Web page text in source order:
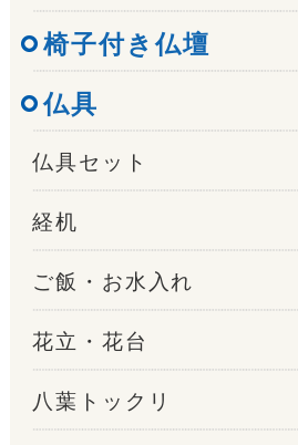
椅子付き仏壇
仏具
仏具セット
経机
ご飯・お水入れ
花立・花台
八葉トックリ